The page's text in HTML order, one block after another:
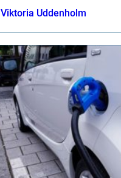
Viktoria Uddenholm